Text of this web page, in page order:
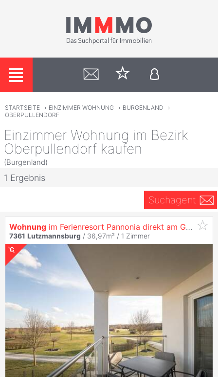
STARTSEITE › EINZIMMER WOHNUNG › BURGENLAND
›
OBERPULLENDORF
Einzimmer Wohnung im Bezirk
Oberpullendorf kaufen
(Burgenland)
1 Ergebnis
Suchagent
Wohnung im Ferienresort Pannonia direkt am Golfplatz und neben der Therme
7361 Lutzmannsburg / 36,97m² / 1 Zimmer